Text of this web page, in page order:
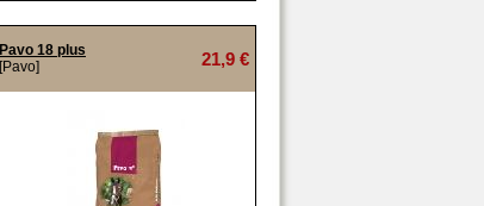
Pavo 18 plus
[Pavo]
21,9 €